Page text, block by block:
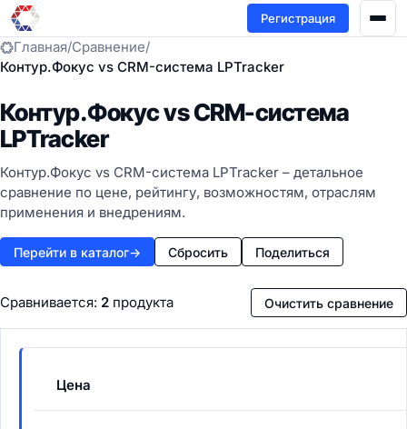
Регистрация
Главная/Сравнение/
Контур.Фокус vs CRM-система LPTracker
Контур.Фокус vs CRM-система
LPTracker
Контур.Фокус vs CRM-система LPTracker – детальное
сравнение по цене, рейтингу, возможностям, отраслям
применения и внедрениям.
Перейти в каталог→ Сбросить Поделиться
Сравнивается: 2 продукта Очистить сравнение
Цена